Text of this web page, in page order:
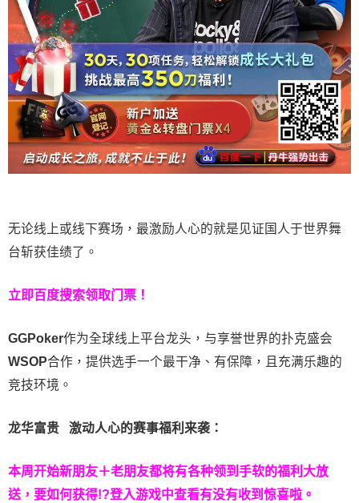
无论线上或线下赛场，最激励人心的就是见证国人于世界舞
台斩获佳绩了。
立即百度搜索领取门票！
GGPoker作为全球线上平台龙头，与享誉世界的扑克盛会
WSOP合作，提供选手一个最干净、有保障，且充满乐趣的
竞技环境。
龙华富贵 激动人心的赛事福利来袭：
本周开始新朋友＋老朋友都将有各种领到手软的福利大放
送，要如何获得!?登入游戏中查看有没有收到惊喜啦。